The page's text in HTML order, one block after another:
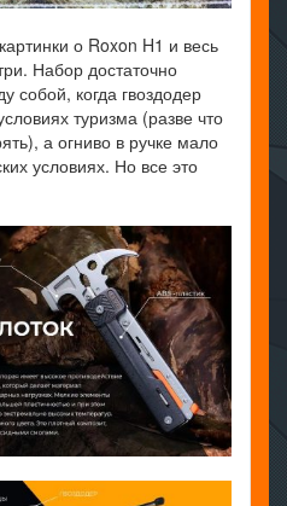
о Roxon H1 и весь
Набор достаточно
собой, когда гвоздодер
туризма (разве что
а огниво в ручке мало
условиях. Но все это